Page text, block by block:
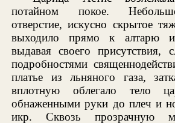
потайном покое.
отверстие, искусно скрытое
выходило прямо к алтарю
выдавая своего присутствия,
подробностями
платье из льняного газа,
вплотную облегало тело
обнаженными руки до плеч и
икр. Сквозь прозрачную